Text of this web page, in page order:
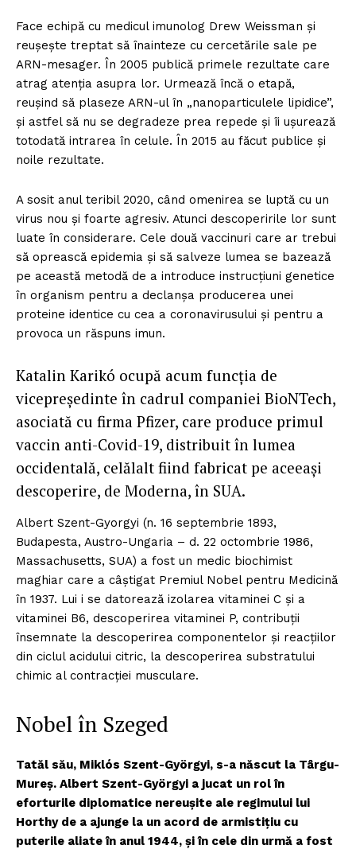
Face echipă cu medicul imunolog Drew Weissman și
reușește treptat să înainteze cu cercetările sale pe
ARN-mesager. În 2005 publică primele rezultate care
atrag atenția asupra lor. Urmează încă o etapă,
reușind să plaseze ARN-ul în „nanoparticulele lipidice”,
și astfel să nu se degradeze prea repede și îi ușurează
totodată intrarea în celule. În 2015 au făcut publice și
noile rezultate.
A sosit anul teribil 2020, când omenirea se luptă cu un
virus nou și foarte agresiv. Atunci descoperirile lor sunt
luate în considerare. Cele două vaccinuri care ar trebui
să oprească epidemia și să salveze lumea se bazează
pe această metodă de a introduce instrucțiuni genetice
în organism pentru a declanșa producerea unei
proteine identice cu cea a coronavirusului și pentru a
provoca un răspuns imun.
Katalin Karikó ocupă acum funcția de
vicepreședinte în cadrul companiei BioNTech,
asociată cu firma Pfizer, care produce primul
vaccin anti-Covid-19, distribuit în lumea
occidentală, celălalt fiind fabricat pe aceeași
descoperire, de Moderna, în SUA.
Albert Szent-Gyorgyi (n. 16 septembrie 1893,
Budapesta, Austro-Ungaria – d. 22 octombrie 1986,
Massachusetts, SUA) a fost un medic biochimist
maghiar care a câștigat Premiul Nobel pentru Medicină
în 1937. Lui i se datorează izolarea vitaminei C și a
vitaminei B6, descoperirea vitaminei P, contribuții
însemnate la descoperirea componentelor și reacțiilor
din ciclul acidului citric, la descoperirea substratului
chimic al contracției musculare.
Nobel în Szeged
Tatăl său, Miklós Szent-Györgyi, s-a născut la Târgu-
Mureș. Albert Szent-Györgyi a jucat un rol în
eforturile diplomatice nereușite ale regimului lui
Horthy de a ajunge la un acord de armistițiu cu
puterile aliate în anul 1944, și în cele din urmă a fost